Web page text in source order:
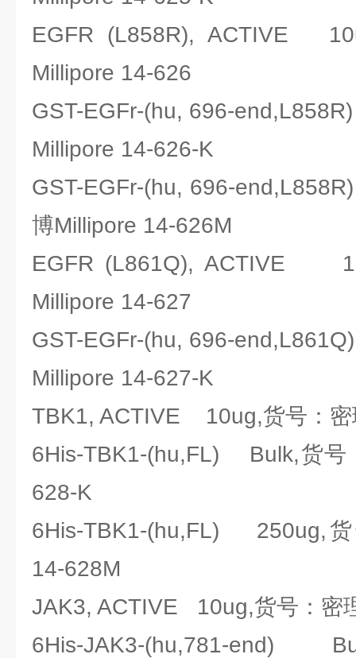
EGFR (L858R), ACTIVE
Millipore 14-626
GST-EGFr-(hu, 696-
Millipore 14-626-K
GST-EGFr-(hu, 696-
博Millipore 14-626M
EGFR (L861Q), ACTIVE
Millipore 14-627
GST-EGFr-(hu, 696-
Millipore 14-627-K
TBK1, ACTIVE 10ug,货号：密
6His-TBK1-(hu,FL) Bulk,货号
628-K
6His-TBK1-(hu,FL) 250ug,
14-628M
JAK3, ACTIVE 10ug,货号：密
6His-JAK3-(hu,781-end)